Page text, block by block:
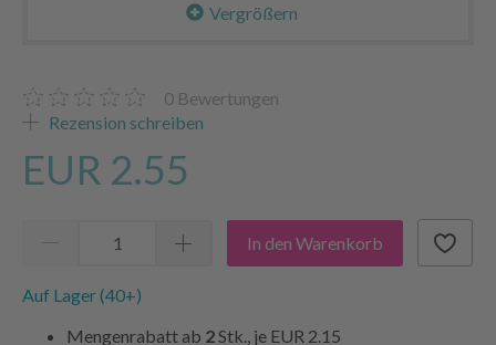
Vergrößern
0 Bewertungen
Rezension schreiben
EUR 2.55
In den Warenkorb
Auf Lager (40+)
Mengenrabatt ab 2Stk., je EUR 2.15